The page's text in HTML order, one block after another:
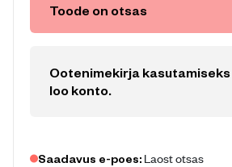
Toode on otsas
Ootenimekirja
loo konto.
Saadavus e-poes: Laost otsas